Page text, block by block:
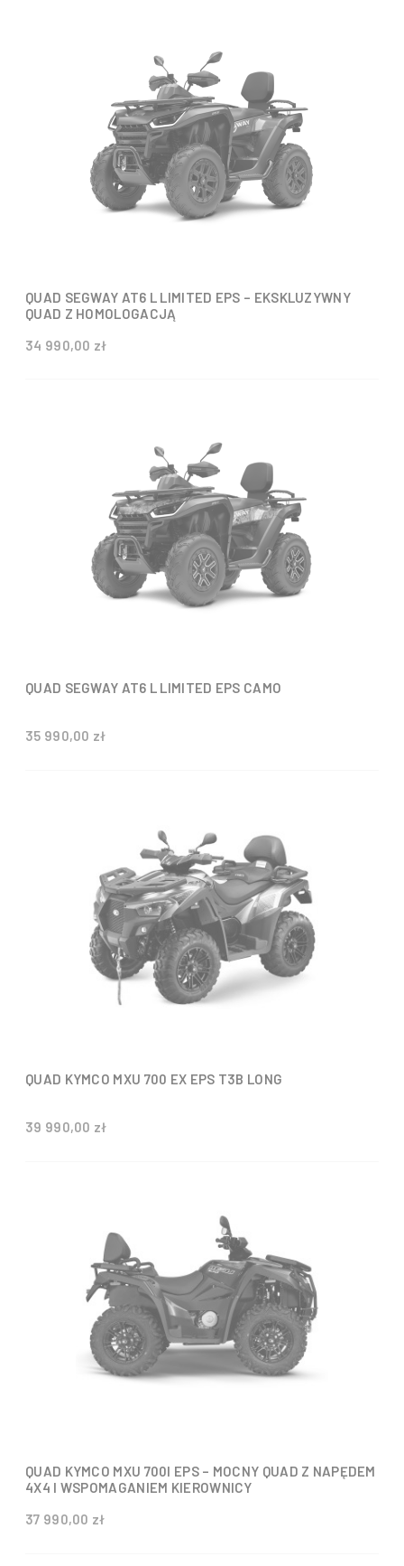
QUAD SEGWAY AT6 L LIMITED EPS – EKSKLUZYWNY
QUAD Z HOMOLOGACJĄ
34 990,00 zł
QUAD SEGWAY AT6 L LIMITED EPS CAMO
35 990,00 zł
QUAD KYMCO MXU 700 EX EPS T3B LONG
39 990,00 zł
QUAD KYMCO MXU 700I EPS – MOCNY QUAD Z NAPĘDEM
4X4 I WSPOMAGANIEM KIEROWNICY
37 990,00 zł